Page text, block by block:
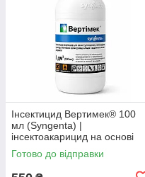
Інсектицид Вертимек® 100
мл (Syngenta) |
інсектоакарицид на основі
абамектину 18 г/л від кліщів,
трипсів та мінерів
Готово до відправки